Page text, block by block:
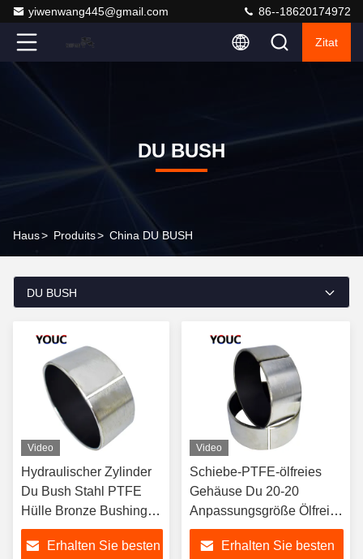
yiwenwang445@gmail.com 86--18620174972
Zitat
DU BUSH
Haus> Produits> China DU BUSH
DU BUSH
Video
Hydraulischer Zylinder
Du Bush Stahl PTFE
Hülle Bronze Bushing
für Bagger
Erhalten Sie besten
Video
Schiebe-PTFE-ölfreies
Gehäuse Du 20-20
Anpassungsgröße Ölfreies
Bronzegehäuse
Erhalten Sie besten